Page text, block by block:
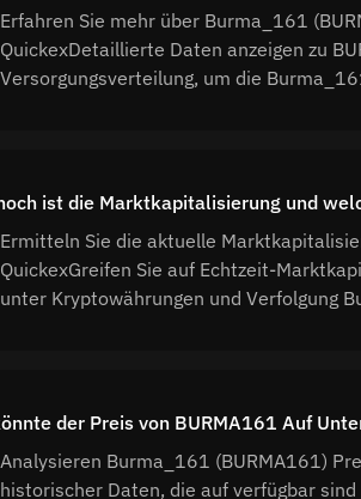
Erfahren Sie mehr über Burma_161
QuickexDetaillierte Daten anzeigen zu
Versorgungsverteilung, um die
ist die Marktkapitalisierung und
Ermitteln Sie die aktuelle
QuickexGreifen Sie auf Echtzeit-
unter Kryptowährungen und Verfolgung
der Preis von BURMA161 Auf
Analysieren Burma_161 (BURMA161)
historischer Daten, die auf verfügbar